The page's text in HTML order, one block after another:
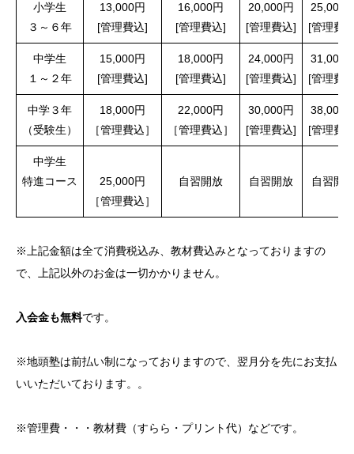
小学生
３～６年
13,000円
[管理費込]
16,000円
[管理費込]
20,000円
[管理費込]
25,000
[管理費
中学生
１～２年
15,000円
[管理費込]
18,000円
[管理費込]
24,000円
[管理費込]
31,000
[管理費
中学３年
（受験生）
18,000円
［管理費込］
22,000円
［管理費込］
30,000円
[管理費込]
38,000
[管理費
中学生
特進コース
25,000円
［管理費込］
自習開放 自習開放 自習開
※上記金額は全て消費税込み、教材費込みとなっておりますの
で、上記以外のお金は一切かかりません。
入会金も無料です。
※地頭塾は前払い制になっておりますので、翌月分を先にお支払
いいただいております。。
※管理費・・・教材費（すらら・プリント代）などです。